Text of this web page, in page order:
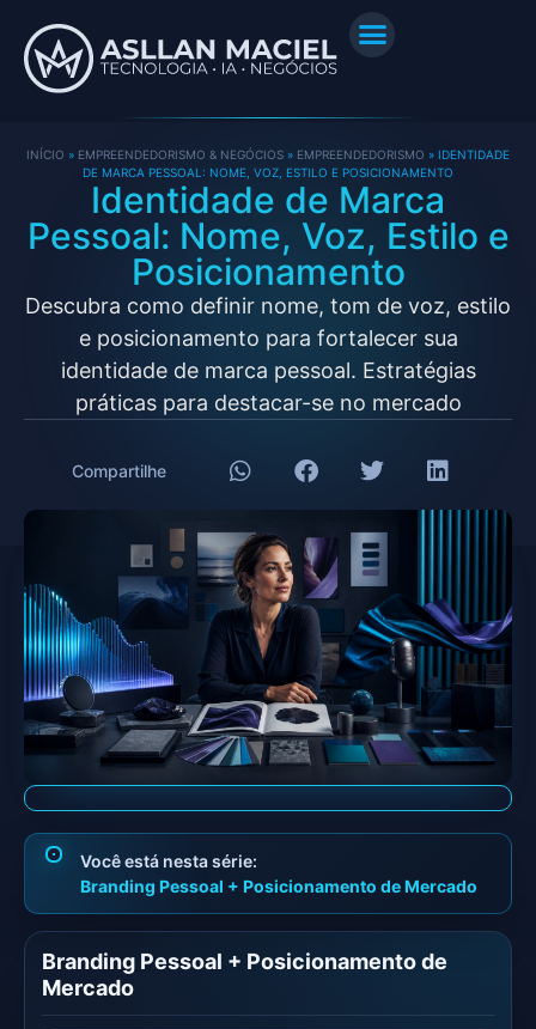
INÍCIO » EMPREENDEDORISMO & NEGÓCIOS » EMPREENDEDORISMO » IDENTIDADE
DE MARCA PESSOAL: NOME, VOZ, ESTILO E POSICIONAMENTO
Identidade de Marca
Pessoal: Nome, Voz, Estilo e
Posicionamento
Descubra como definir nome, tom de voz, estilo
e posicionamento para fortalecer sua
identidade de marca pessoal. Estratégias
práticas para destacar-se no mercado
Compartilhe
Branding Pessoal + Posicionamento de Mercado
Branding Pessoal + Posicionamento de
Mercado